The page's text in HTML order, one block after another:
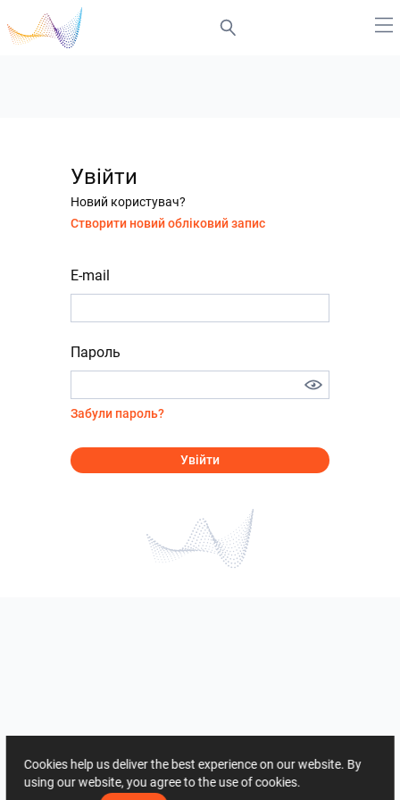
Увійти
Новий користувач?
Створити новий обліковий запис
E-mail
Пароль
Забули пароль?
Увійти
Cookies help us deliver the best experience on our website. By
using our website, you agree to the use of cookies.